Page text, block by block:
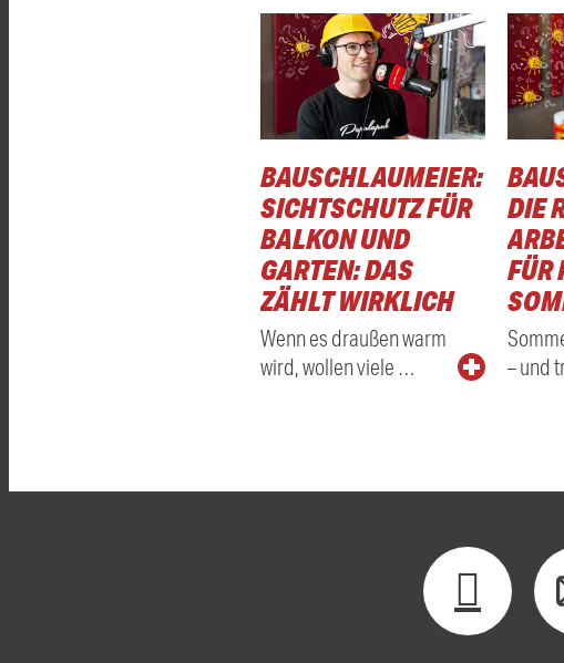
BAUSCHLAUMEIER:
SICHTSCHUTZ FÜR
BALKON UND
GARTEN: DAS
ZÄHLT WIRKLICH
Wenn es draußen warm
wird, wollen viele …
DIE
FÜR
– und